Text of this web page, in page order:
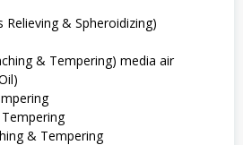
& Sрhеrоіdіzіng)
& Tеmреrіng) media air
Tempering
& Tеmреrіng